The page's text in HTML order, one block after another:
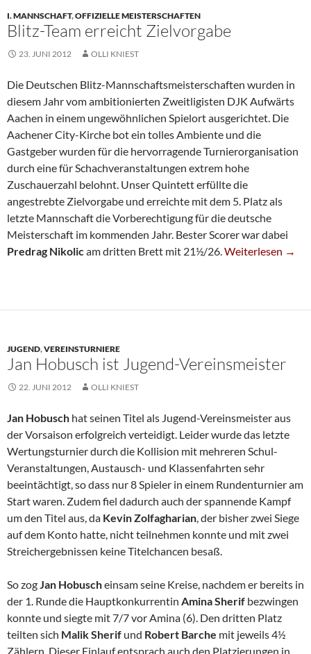
I. MANNSCHAFT,OFFIZIELLE MEISTERSCHAFTEN
Blitz-Team erreicht Zielvorgabe
23. JUNI 2012 OLLI KNIEST
Die Deutschen Blitz-Mannschaftsmeisterschaften wurden in
diesem Jahr vom ambitionierten Zweitligisten DJK Aufwärts
Aachen in einem ungewöhnlichen Spielort ausgerichtet. Die
Aachener City-Kirche bot ein tolles Ambiente und die
Gastgeber wurden für die hervorragende Turnierorganisation
durch eine für Schachveranstaltungen extrem hohe
Zuschauerzahl belohnt. Unser Quintett erfüllte die
angestrebte Zielvorgabe und erreichte mit dem 5. Platz als
letzte Mannschaft die Vorberechtigung für die deutsche
Meisterschaft im kommenden Jahr. Bester Scorer war dabei
Predrag Nikolicam dritten Brett mit 21½/26.Blitz-Team
Weiterlesen →
JUGEND,VEREINSTURNIERE
Jan Hobusch ist Jugend-Vereinsmeister
22. JUNI 2012 OLLI KNIEST
Jan Hobusch hat seinen Titel als Jugend-Vereinsmeister aus
der Vorsaison erfolgreich verteidigt. Leider wurde das letzte
Wertungsturnier durch die Kollision mit mehreren Schul-
Veranstaltungen, Austausch- und Klassenfahrten sehr
beeintächtigt, so dass nur 8 Spieler in einem Rundenturnier am
Start waren. Zudem fiel dadurch auch der spannende Kampf
um den Titel aus, da Kevin Zolfagharian, der bisher zwei Siege
auf dem Konto hatte, nicht teilnehmen konnte und mit zwei
Streichergebnissen keine Titelchancen besaß.
So zogJan Hobuscheinsam seine Kreise, nachdem er bereits in
der 1. Runde die Hauptkonkurrentin Amina Sherif bezwingen
konnte und siegte mit 7/7 vor Amina (6). Den dritten Platz
teilten sich Malik Sherif und Robert Barche mit jeweils 4½
Zählern. Dieser Einlauf entsprach auch den Platzierungen in